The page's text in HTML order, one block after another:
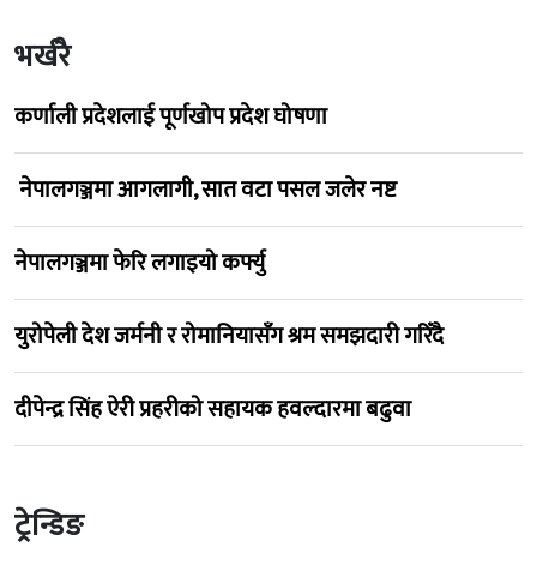
भर्खरै
कर्णाली प्रदेशलाई पूर्णखोप प्रदेश घोषणा
नेपालगञ्जमा आगलागी, सात वटा पसल जलेर नष्ट
नेपालगञ्जमा फेरि लगाइयो कर्फ्यु
युरोपेली देश जर्मनी र रोमानियासँग श्रम समझदारी गरिँदै
दीपेन्द्र सिंह ऐरी प्रहरीको सहायक हवल्दारमा बढुवा
ट्रेन्डिङ